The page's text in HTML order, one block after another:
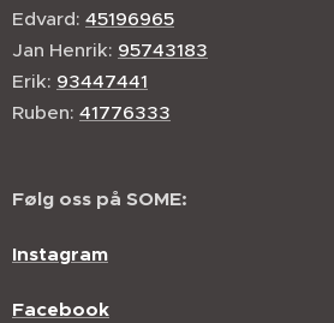
Edvard: 45196965
Jan Henrik: 95743183
Erik: 93447441
Ruben: 41776333
Følg oss på SOME:
Instagram
Facebook